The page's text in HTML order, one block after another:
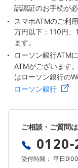
話認証のお手続が必
スマホATMのご利
万円以下：110円、
ます。
ローソン銀行ATM
ATMがございます
はローソン銀行の
ローソン銀行
ご相談・ご質問
受付時間： 平日